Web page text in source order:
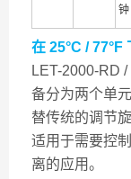
钟
在 25°C / 77°F
LET-2000-RD
备分为两个单
替传统的调节
适用于需要控
离的应用。